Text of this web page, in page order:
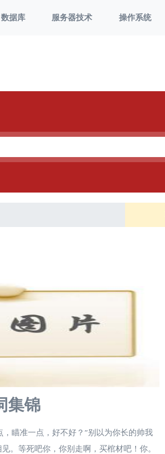
数据库 服务器技术 操作系统
集锦
瞄准一点，好不好？”别以为你长的帅我
。等死吧你，你别走啊，买棺材吧！你。